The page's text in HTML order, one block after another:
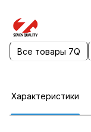
Все товары 7Q
Характеристики